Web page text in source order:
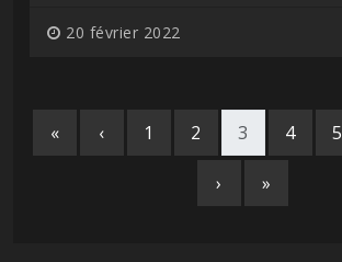
20 février 2022
« ‹ 1 2 3 4 5
› »